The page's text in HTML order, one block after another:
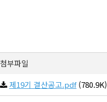
첨부파일
제19기 결산공고.pdf(780.9K)